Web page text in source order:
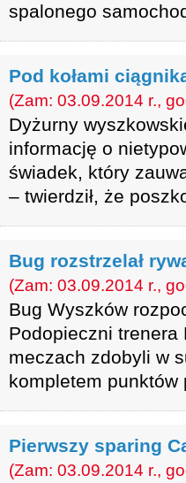
spalonego
Pod kołami
(Zam: 03.09.2014 r.,
Dyżurny
informację o
świadek, który
– twierdził, że
Bug rozstrzelał
(Zam: 03.09.2014 r.,
Bug Wyszków
Podopieczni
meczach zdobyli w
kompletem punktów
Pierwszy sparing
(Zam: 03.09.2014 r.,